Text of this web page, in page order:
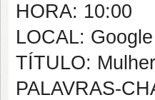
HORA: 10:00
LOCAL:
TÍTULO:
PALAVRAS-